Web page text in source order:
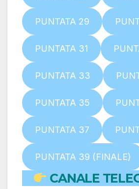
PUNTATA 29
PUNTATA 31
PUNTATA 33
PUNTATA 35
PUNTATA 37
PUNTATA 39 (FINALE)
CANALE